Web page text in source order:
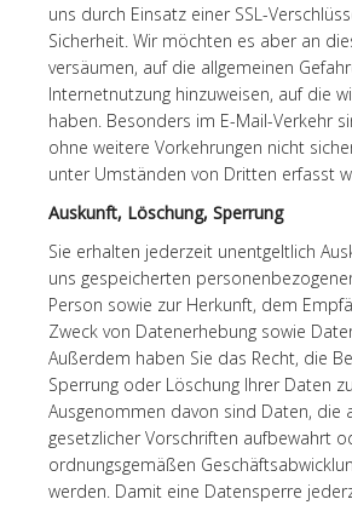
uns durch Einsatz einer SSL-
Sicherheit. Wir möchten es aber an
versäumen, auf die allgemeinen
Internetnutzung hinzuweisen, auf die
haben. Besonders im E-Mail-Verkehr
ohne weitere Vorkehrungen nicht
unter Umständen von Dritten erfasst
Auskunft, Löschung, Sperrung
Sie erhalten jederzeit unentgeltlich
uns gespeicherten
Person sowie zur Herkunft, dem
Zweck von Datenerhebung sowie
Außerdem haben Sie das Recht, die
Sperrung oder Löschung Ihrer Daten
Ausgenommen davon sind Daten, die
gesetzlicher Vorschriften aufbewahrt
ordnungsgemäßen
werden. Damit eine Datensperre